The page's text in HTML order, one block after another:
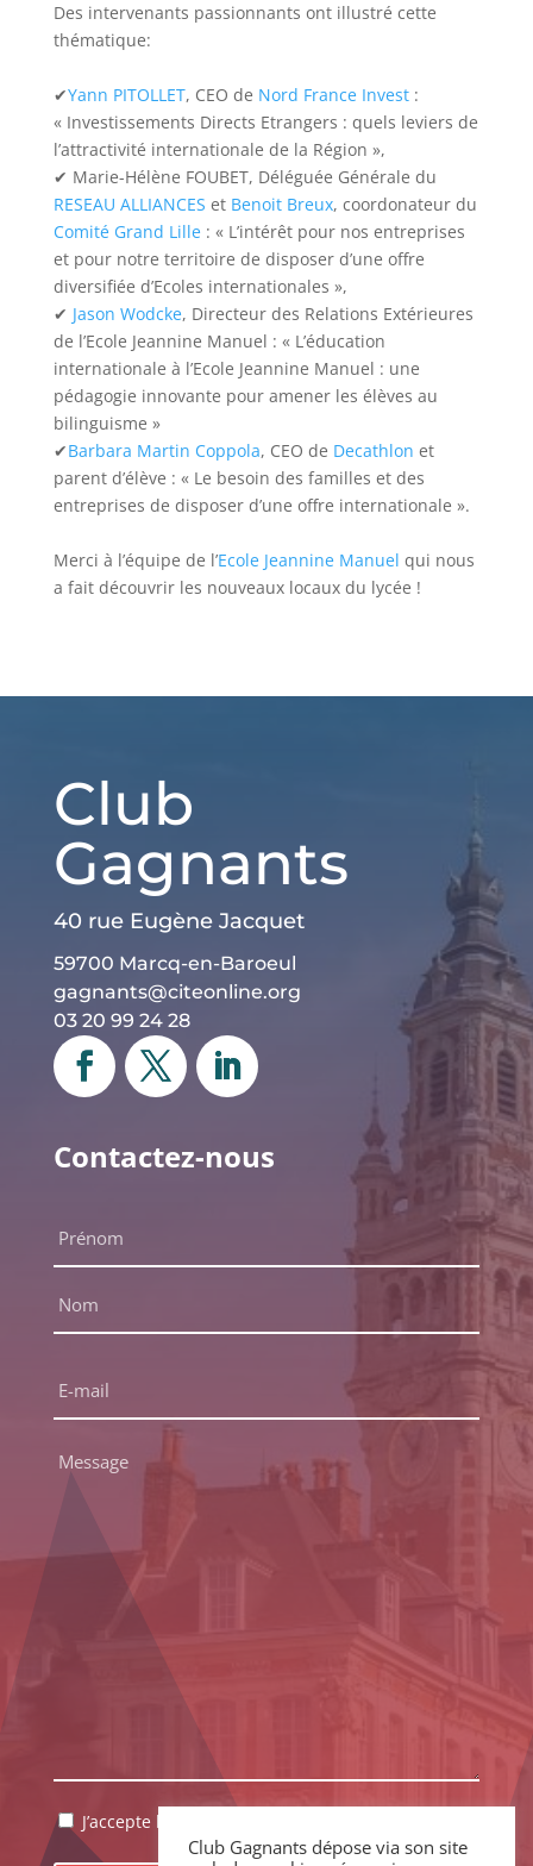
Des intervenants passionnants ont illustré cette
thématique:
✔Yann PITOLLET, CEO de Nord France Invest:
« Investissements Directs Etrangers : quels leviers de
l’attractivité internationale de la Région »,
✔ Marie-Hélène FOUBET, Déléguée Générale du
RESEAU ALLIANCES et Benoit Breux, coordonateur du
Comité Grand Lille: « L’intérêt pour nos entreprises
et pour notre territoire de disposer d’une offre
diversifiée d’Ecoles internationales »,
✔ Jason Wodcke, Directeur des Relations Extérieures
de l’Ecole Jeannine Manuel : « L’éducation
internationale à l’Ecole Jeannine Manuel : une
pédagogie innovante pour amener les élèves au
bilinguisme »
✔Barbara Martin Coppola, CEO de Decathlon et
parent d’élève : « Le besoin des familles et des
entreprises de disposer d’une offre internationale ».
Merci à l’équipe de l’Ecole Jeannine Manuel qui nous
a fait découvrir les nouveaux locaux du lycée !
Club
Gagnants
40 rue Eugène Jacquet
59700 Marcq-en-Baroeul
gagnants@citeonline.org
03 20 99 24 28
Contactez-nous
complet
mail
Message
RGPDJ’accepte la politique de confidentialité.
Club Gagnants dépose via son site